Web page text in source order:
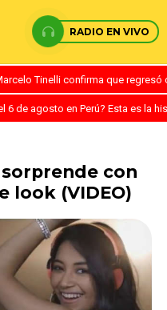
RADIO EN VIVO
Tinelli confirma que
6 de agosto en Perú? Esta es la
con
look (VIDEO)